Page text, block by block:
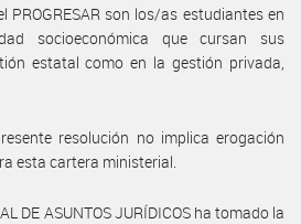
PROGRESAR son los/as estudiantes en
socioeconómica que cursan sus
estatal como en la gestión privada,
resolución no implica erogación
esta cartera ministerial.
DE ASUNTOS JURÍDICOS ha tomado la